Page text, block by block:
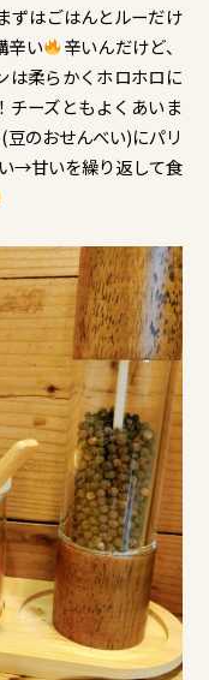
ずはごはんとルーだけ
辛い
辛いんだけど、
は柔らかくホロホロに
チーズともよくあいま
のおせんべい)にパリ
→甘いを繰り返して食